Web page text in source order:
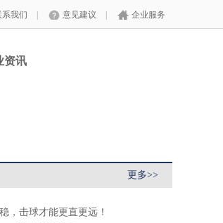
系我们 意见建议 企业服务
资讯
更多>>
，击球才能更直更远！